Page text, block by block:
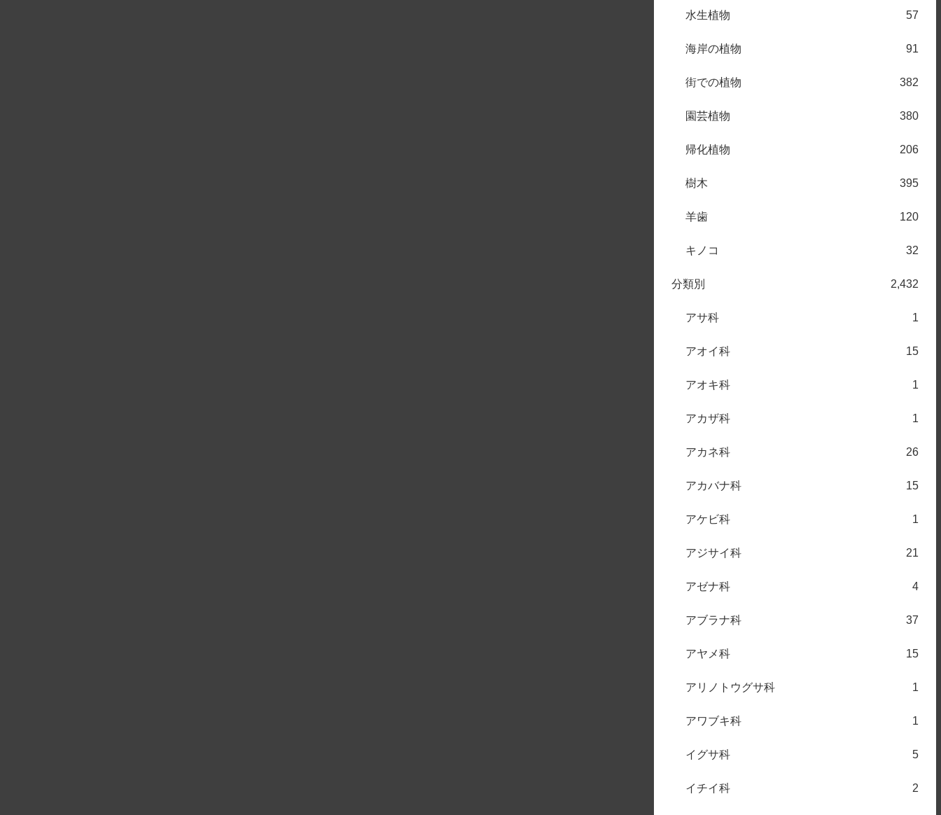
水生植物 57
海岸の植物 91
街での植物 382
園芸植物 380
帰化植物 206
樹木 395
羊歯 120
キノコ 32
分類別 2,432
アサ科 1
アオイ科 15
アオキ科 1
アカザ科 1
アカネ科 26
アカバナ科 15
アケビ科 1
アジサイ科 21
アゼナ科 4
アブラナ科 37
アヤメ科 15
アリノトウグサ科 1
アワブキ科 1
イグサ科 5
イチイ科 2